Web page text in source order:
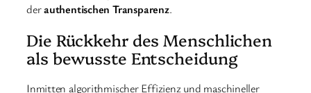
derauthentischen Transparenz.
Die Rückkehr des Menschlichen
als bewusste Entscheidung
Inmitten algorithmischer Effizienz und maschineller